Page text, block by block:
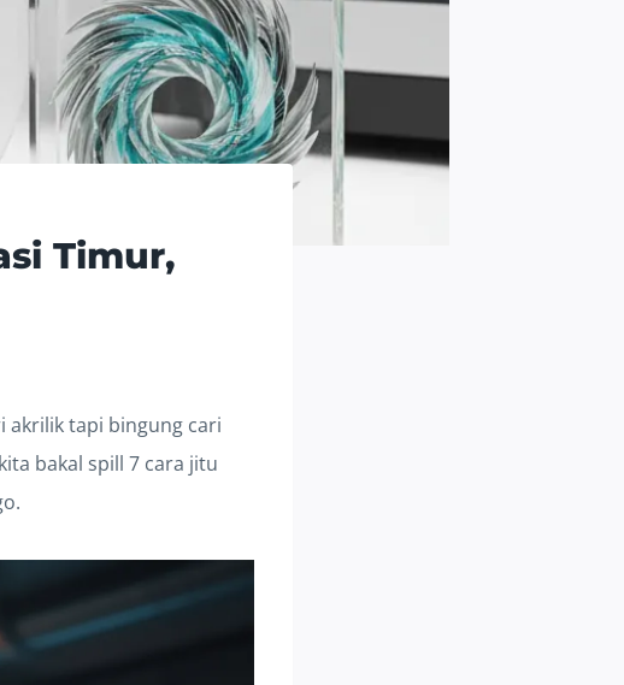
Timur,
akrilik tapi bingung cari
bakal spill 7 cara jitu